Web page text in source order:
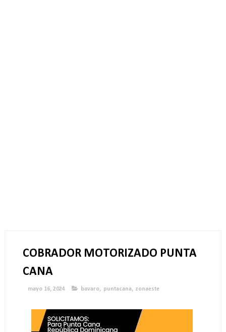
COBRADOR MOTORIZADO PUNTA
CANA
mayo 16, 2024 bavaro, puntacana, zonaeste